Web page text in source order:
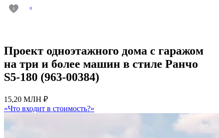
0 0
Проект одноэтажного дома с гаражом
на три и более машин в стиле Ранчо
S5-180 (963-00384)
15,20 МЛН ₽
«Что входит в стоимость?»